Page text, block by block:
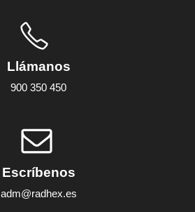
Llámanos
900 350 450
Escríbenos
adm@radhex.es